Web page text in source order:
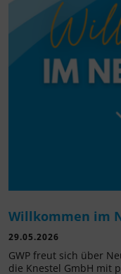
Willkommen im
29.05.2026
GWP freut sich über
die Knestel GmbH mit